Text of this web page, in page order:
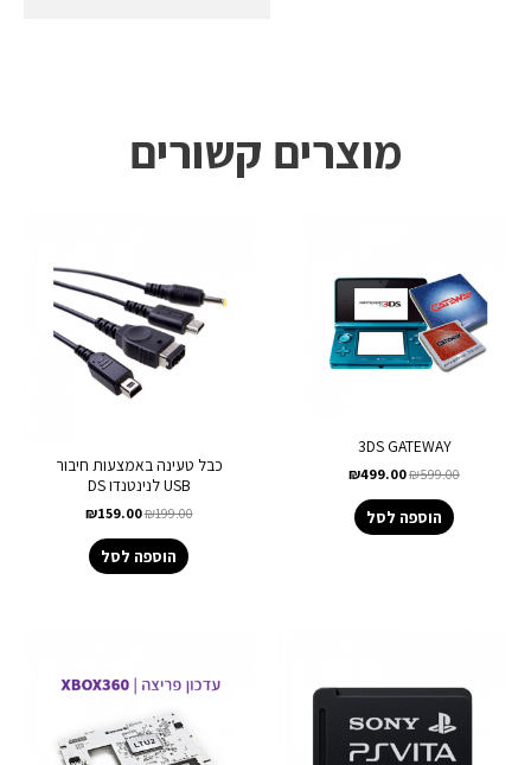
מוצרים קשורים
3DS GATEWAY
₪599.00
₪499.00
הוספה לסל
כבל טעינה באמצעות חיבור
USB לנינטנדו DS
₪199.00
₪159.00
הוספה לסל